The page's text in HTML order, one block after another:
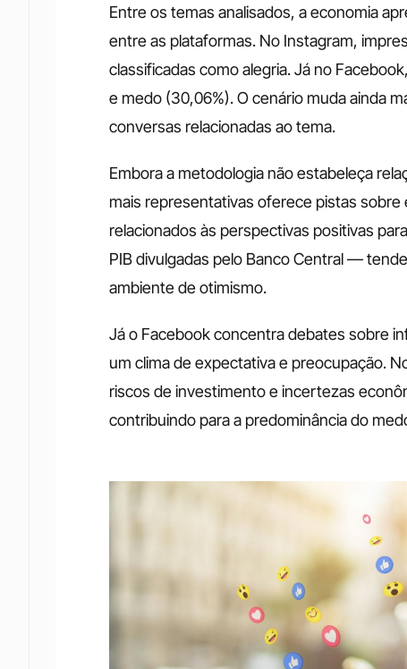
Entre os temas analisados, a economia
entre as plataformas. No Instagram,
classificadas como alegria. Já no
e medo (30,06%). O cenário muda ainda
conversas relacionadas ao tema.
Embora a metodologia não estabeleça
mais representativas oferece pistas
relacionados às perspectivas positivas
PIB divulgadas pelo Banco Central —
ambiente de otimismo.
Já o Facebook concentra debates sobre
um clima de expectativa e preocupação.
riscos de investimento e incertezas
contribuindo para a predominância do